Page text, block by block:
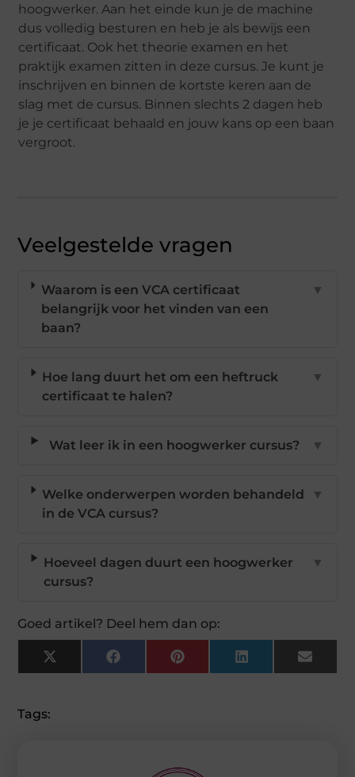
hoogwerker. Aan het einde kun je de machine
dus volledig besturen en heb je als bewijs een
certificaat. Ook het theorie examen en het
praktijk examen zitten in deze cursus. Je kunt je
inschrijven en binnen de kortste keren aan de
slag met de cursus. Binnen slechts 2 dagen heb
je je certificaat behaald en jouw kans op een baan
vergroot.
Veelgestelde vragen
Waarom is een VCA certificaat
belangrijk voor het vinden van een
baan?
▼
Hoe lang duurt het om een heftruck
certificaat te halen?
▼
Wat leer ik in een hoogwerker cursus? ▼
Welke onderwerpen worden behandeld
in de VCA cursus?
▼
Hoeveel dagen duurt een hoogwerker
cursus?
▼
Goed artikel? Deel hem dan op:
X
(Twitter)
FacebookPinterestLinkedIn Email
Tags: